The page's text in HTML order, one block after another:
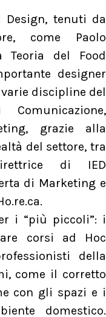
tenuti da
come Paolo
Teoria del Food
designer
discipline del
grazie alla
del settore, tra
di IED
di Marketing e
i “più piccoli”: i
corsi ad Hoc
della
come il corretto
con gli spazi e i
domestico.